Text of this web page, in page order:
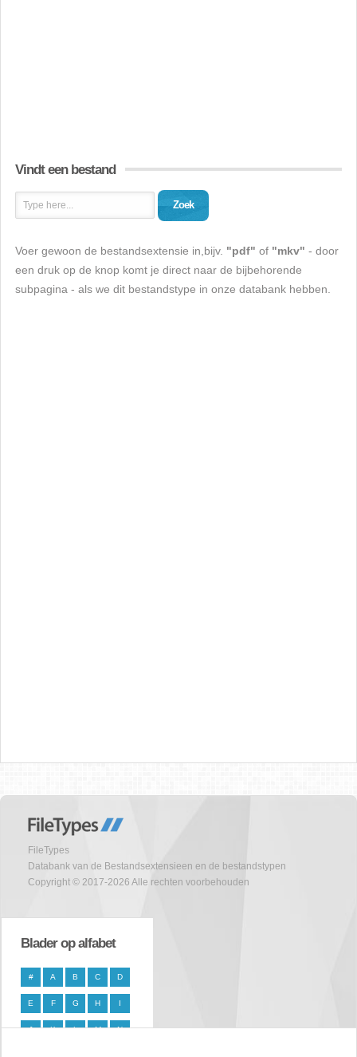
Vindt een bestand
Zoek
Voer gewoon de bestandsextensie in,bijv. "pdf" of "mkv" - door
een druk op de knop komt je direct naar de bijbehorende
subpagina - als we dit bestandstype in onze databank hebben.
FileTypes
Databank van de Bestandsextensieen en de bestandstypen
Copyright © 2017-2026 Alle rechten voorbehouden
Blader op alfabet
# A B C D
E F G H I
J K L M N